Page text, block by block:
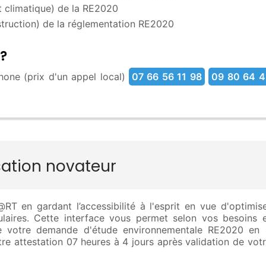
de la RE2020
de la réglementation RE2020
(prix d'un appel local) 07 66 56 11 98 09 80 64
novateur
en gardant l’accessibilité à l'esprit en vue
Cette interface vous permet selon vos besoins
demande d'étude environnementale RE2020 en
attestation 07 heures à 4 jours après validation de